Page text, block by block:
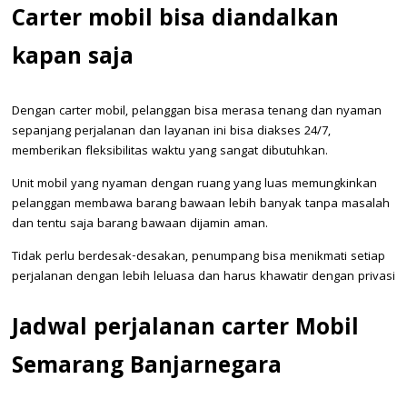
Carter mobil bisa diandalkan
kapan saja
Dengan carter mobil, pelanggan bisa merasa tenang dan nyaman
sepanjang perjalanan dan layanan ini bisa diakses 24/7,
memberikan fleksibilitas waktu yang sangat dibutuhkan.
Unit mobil yang nyaman dengan ruang yang luas memungkinkan
pelanggan membawa barang bawaan lebih banyak tanpa masalah
dan tentu saja barang bawaan dijamin aman.
Tidak perlu berdesak-desakan, penumpang bisa menikmati setiap
perjalanan dengan lebih leluasa dan harus khawatir dengan privasi
Jadwal perjalanan carter Mobil
Semarang Banjarnegara